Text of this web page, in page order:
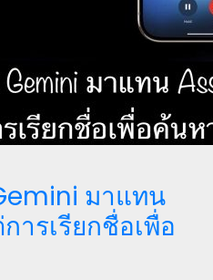
มาแทน
รเรียกชื่อเพื่อ